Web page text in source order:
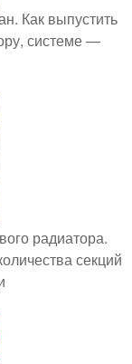
Как выпустить
системе —
радиатора.
секций